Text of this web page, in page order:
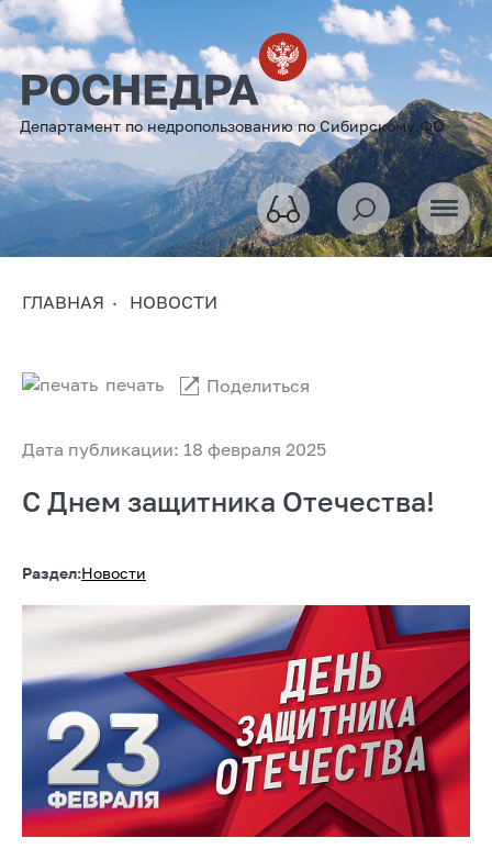
Департамент по недропользованию по Сибирскому ФО
ГЛАВНАЯ НОВОСТИ
Дата публикации: 18 февраля 2025
печать Поделиться
С Днем защитника Отечества!
Раздел:Новости